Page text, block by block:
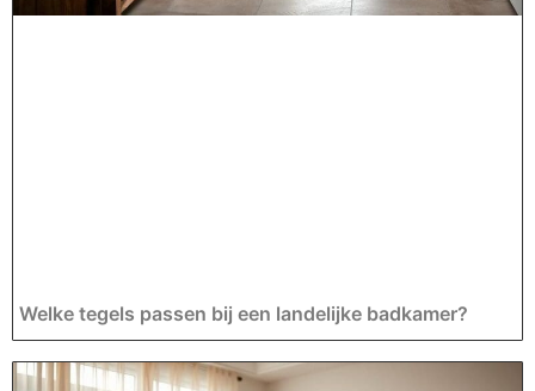
Welke tegels passen bij een landelijke badkamer?